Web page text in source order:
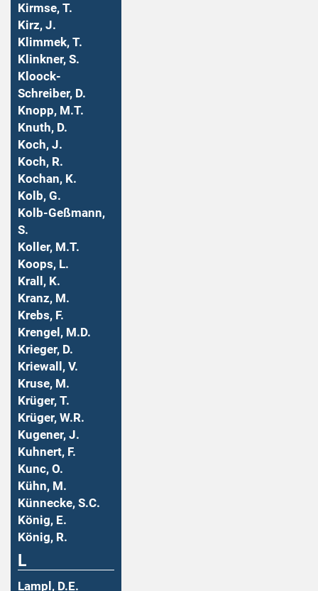
Kirmse, T.
Kirz, J.
Klimmek, T.
Klinkner, S.
Kloock-
Schreiber, D.
Knopp, M.T.
Knuth, D.
Koch, J.
Koch, R.
Kochan, K.
Kolb, G.
Kolb-Geßmann,
S.
Koller, M.T.
Koops, L.
Krall, K.
Kranz, M.
Krebs, F.
Krengel, M.D.
Krieger, D.
Kriewall, V.
Kruse, M.
Krüger, T.
Krüger, W.R.
Kugener, J.
Kuhnert, F.
Kunc, O.
Kühn, M.
Künnecke, S.C.
König, E.
König, R.
L
Lampl, D.E.